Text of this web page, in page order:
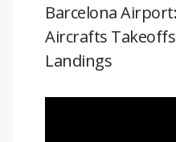
Barcelona
Aircrafts
Landings